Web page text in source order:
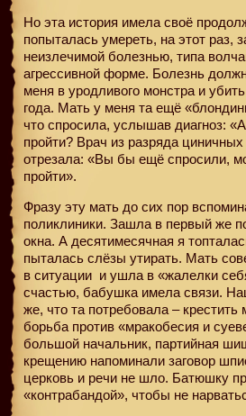
Но эта история имела своё
попыталась умереть, на этот раз,
неизлечимой болезнью, типа
агрессивной форме. Болезнь
меня в уродливого монстра и
года. Мать у меня та ещё
что спросила, услышав диагноз:
пройти? Врач из разряда циничных
отрезала: «Вы бы ещё спросили,
пройти».
Фразу эту мать до сих пор
поликлиники. Зашла в первый же
окна. А десятимесячная я
пыталась слёзы утирать. Мать
в ситуации и ушла в «жалелки
счастью, бабушка имела связи.
же, что та потребовала –
борьба против «мракобесия и
большой начальник, партийная
крещению напоминали заговор
церковь и речи не шло. Батюшку
«контрабандой», чтобы не